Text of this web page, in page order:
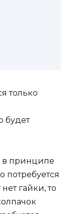
только
будет
в принципе
потребуется
гайки, то